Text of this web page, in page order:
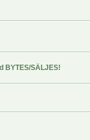
BYTES/SÄLJES!